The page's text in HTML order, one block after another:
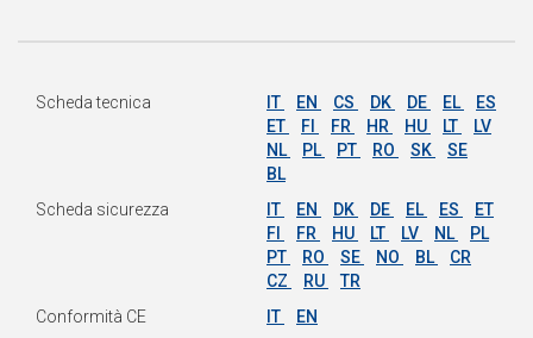
Scheda tecnica IT EN CS DK DE EL
ES
ET
FI FR HR HU LT
LV
NL
PL PT RO SK
SE
BL
Scheda sicurezza
IT EN DK DE EL ES
ET
FI
FR HU LT LV NL
PL
PT
RO SE NO BL
CR
CZ
RU
TR
Conformità CE
IT EN